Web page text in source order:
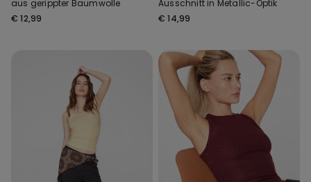
aus gerippter Baumwolle
€ 12,99
Ausschnitt in Metallic-Optik
€ 14,99